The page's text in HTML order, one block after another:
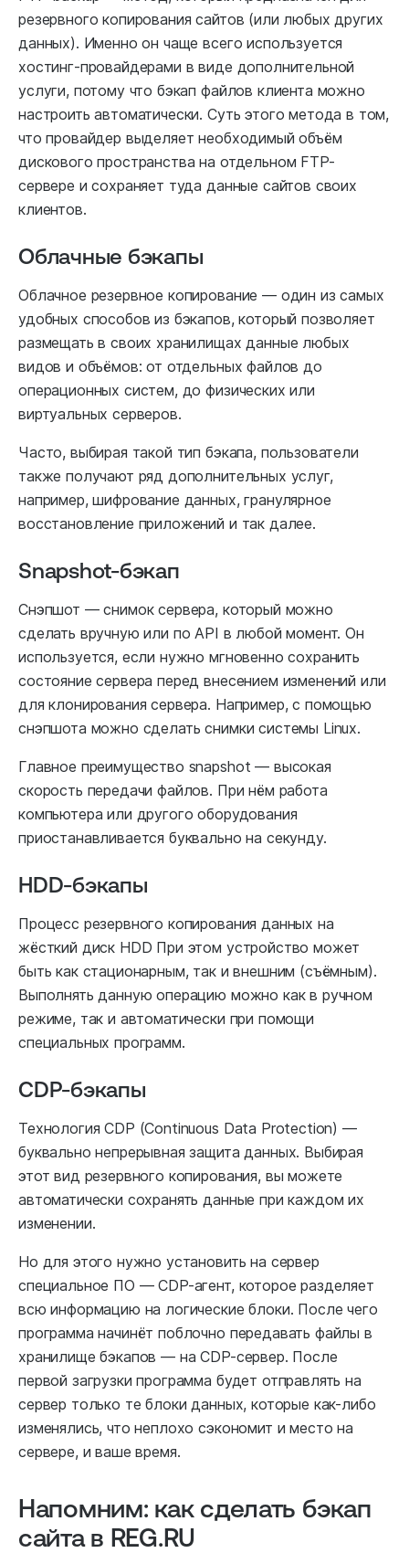
резервного копирования сайтов (или любых других
данных). Именно он чаще всего используется
хостинг-провайдерами в виде дополнительной
услуги, потому что бэкап файлов клиента можно
настроить автоматически. Суть этого метода в том,
что провайдер выделяет необходимый объём
дискового пространства на отдельном FTP-
сервере и сохраняет туда данные сайтов своих
клиентов.
Облачные бэкапы
Облачное резервное копирование — один из самых
удобных способов из бэкапов, который позволяет
размещать в своих хранилищах данные любых
видов и объёмов: от отдельных файлов до
операционных систем, до физических или
виртуальных серверов.
Часто, выбирая такой тип бэкапа, пользователи
также получают ряд дополнительных услуг,
например, шифрование данных, гранулярное
восстановление приложений и так далее.
Snapshot-бэкап
Снэпшот — снимок сервера, который можно
сделать вручную или по API в любой момент. Он
используется, если нужно мгновенно сохранить
состояние сервера перед внесением изменений или
для клонирования сервера. Например, с помощью
снэпшота можно сделать снимки системы Linux.
Главное преимущество snapshot — высокая
скорость передачи файлов. При нём работа
компьютера или другого оборудования
приостанавливается буквально на секунду.
HDD-бэкапы
Процесс резервного копирования данных на
жёсткий диск HDD При этом устройство может
быть как стационарным, так и внешним (съёмным).
Выполнять данную операцию можно как в ручном
режиме, так и автоматически при помощи
специальных программ.
CDP-бэкапы
Технология CDP (Continuous Data Protection) —
буквально непрерывная защита данных. Выбирая
этот вид резервного копирования, вы можете
автоматически сохранять данные при каждом их
изменении.
Но для этого нужно установить на сервер
специальное ПО — CDP-агент, которое разделяет
всю информацию на логические блоки. После чего
программа начинёт поблочно передавать файлы в
хранилище бэкапов — на CDP-сервер. После
первой загрузки программа будет отправлять на
сервер только те блоки данных, которые как-либо
изменялись, что неплохо сэкономит и место на
сервере, и ваше время.
Напомним: как сделать бэкап
сайта в REG.RU